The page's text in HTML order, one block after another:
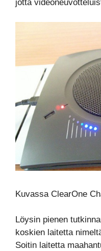
jotta
Kuvassa ClearOne
Löysin pienen
koskien laitetta
Soitin laitetta